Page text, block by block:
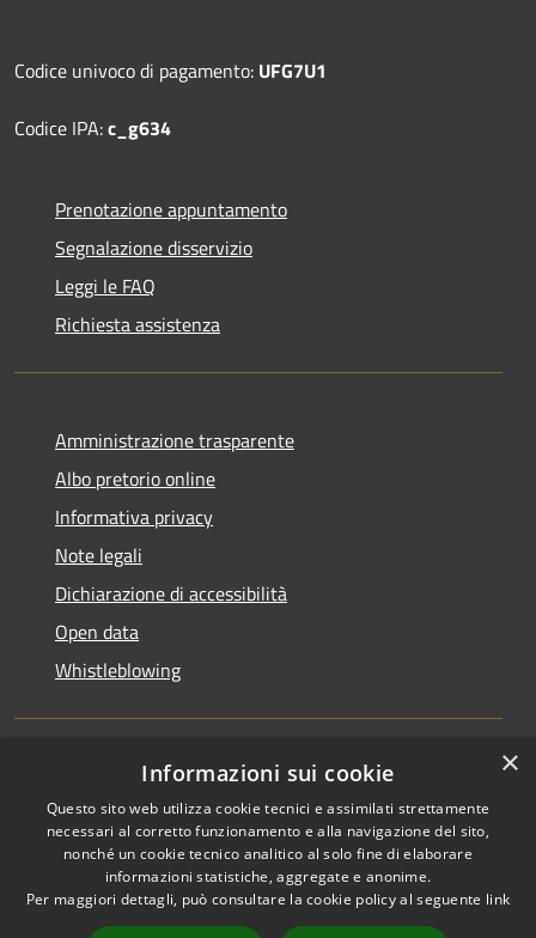
Codice univoco di pagamento: UFG7U1
Codice IPA:c_g634
Prenotazione appuntamento
Segnalazione disservizio
Leggi le FAQ
Richiesta assistenza
Amministrazione trasparente
Albo pretorio online
Informativa privacy
Note legali
Dichiarazione di accessibilità
Open data
Whistleblowing
Accessibilità
Privacy
Mappa del sito
Pieve Emanuele • Powered by
Municipium•Accesso
redazione
×
Informazioni sui cookie
Questo sito web utilizza cookie tecnici e assimilati strettamente
necessari al corretto funzionamento e alla navigazione del sito,
nonché un cookie tecnico analitico al solo fine di elaborare
informazioni statistiche, aggregate e anonime.
Per maggiori dettagli, può consultare la cookie policy al seguente link